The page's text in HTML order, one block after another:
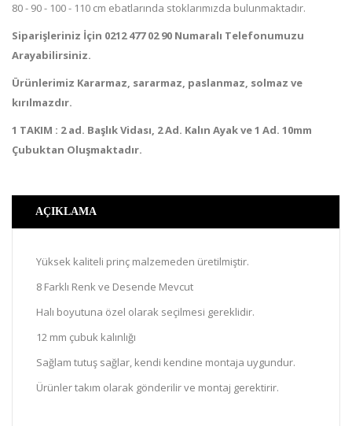
80 - 90 - 100 - 110 cm ebatlarında stoklarımızda bulunmaktadır.
Siparişleriniz İçin 0212 477 02 90 Numaralı Telefonumuzu
Arayabilirsiniz.
Ürünlerimiz Kararmaz, sararmaz, paslanmaz, solmaz ve
kırılmazdır.
1 TAKIM : 2 ad. Başlık Vidası, 2 Ad. Kalın Ayak ve 1 Ad. 10mm
Çubuktan Oluşmaktadır.
AÇIKLAMA
Yüksek kaliteli prinç malzemeden üretilmiştir.
8 Farklı Renk ve Desende Mevcut
Halı boyutuna özel olarak seçilmesi gereklidir.
12 mm çubuk kalınlığı
Sağlam tutuş sağlar, kendi kendine montaja uygundur.
Ürünler takım olarak gönderilir ve montaj gerektirir.